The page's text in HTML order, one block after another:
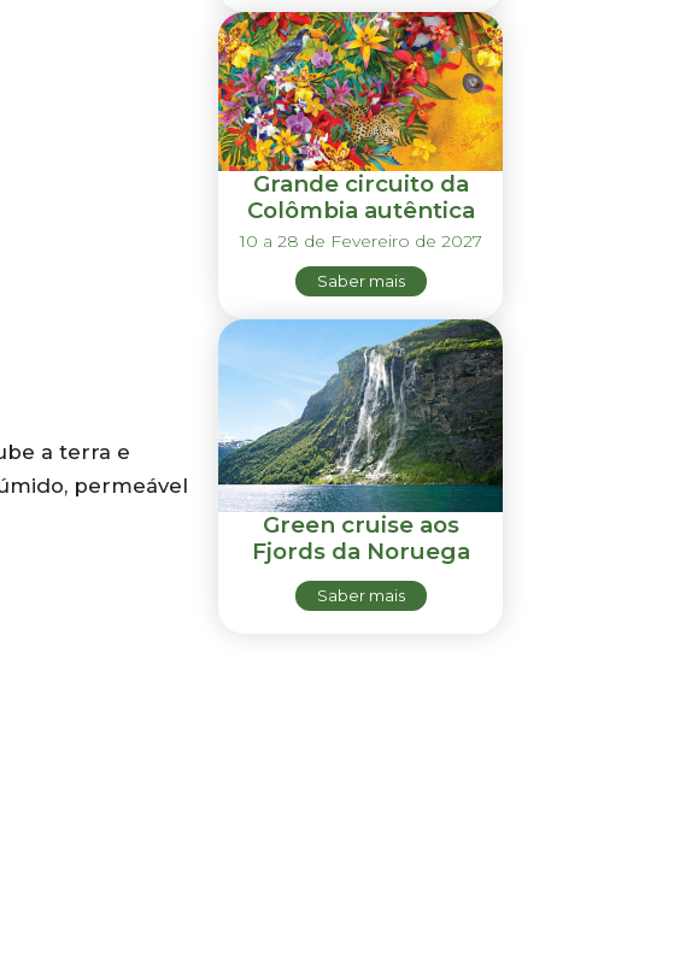
a terra e
permeável
Grande circuito da
Colômbia autêntica
10 a 28 de Fevereiro de 2027
Saber mais
Green cruise aos
Fjords da Noruega
Saber mais